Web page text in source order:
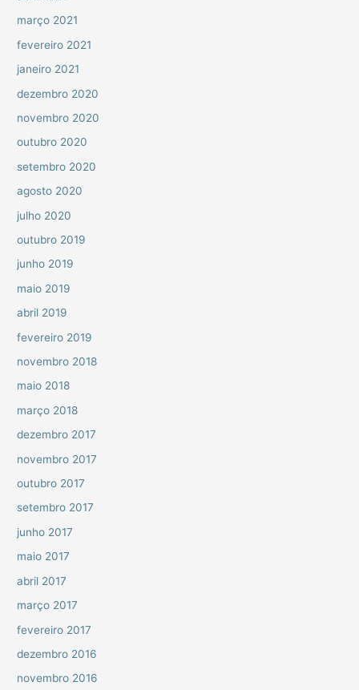
março 2021
fevereiro 2021
janeiro 2021
dezembro 2020
novembro 2020
outubro 2020
setembro 2020
agosto 2020
julho 2020
outubro 2019
junho 2019
maio 2019
abril 2019
fevereiro 2019
novembro 2018
maio 2018
março 2018
dezembro 2017
novembro 2017
outubro 2017
setembro 2017
junho 2017
maio 2017
abril 2017
março 2017
fevereiro 2017
dezembro 2016
novembro 2016